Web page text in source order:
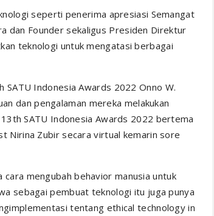
seperti penerima apresiasi Semangat
dan Founder sekaligus Presiden Direktur
teknologi untuk mengatasi berbagai
Indonesia Awards 2022 Onno W.
dan pengalaman mereka melakukan
SATU Indonesia Awards 2022 bertema
Nirina Zubir secara virtual kemarin sore
mengubah behavior manusia untuk
sebagai pembuat teknologi itu juga punya
tentang ethical technology in